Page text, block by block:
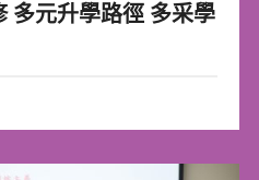
多元升學路徑 多采學